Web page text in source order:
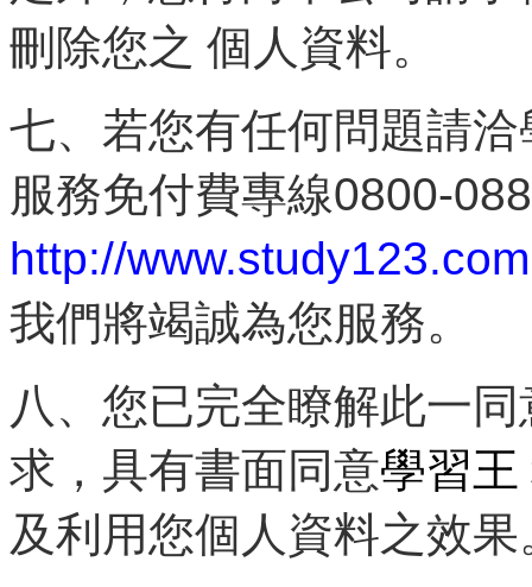
刪除您之 個人資料。
七、 若您有任何問題請洽
服務免付費專線0800-
http://
我們將竭誠為您服務。
八、您已完全瞭解此一
求，具有書面同意學習
及利用您個人資料之效果